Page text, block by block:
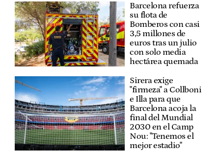
Barcelona refuerza
su flota de
Bomberos con casi
3,5 millones de
euros tras un julio
con solo media
hectárea quemada
Sirera exige
"firmeza" a Collboni
e Illa para que
Barcelona acoja la
final del Mundial
2030 en el Camp
Nou: "Tenemos el
mejor estadio"